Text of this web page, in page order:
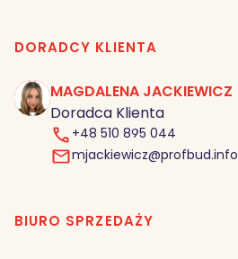
DORADCY KLIENTA
MJ MAGDALENA JACKIEWICZ
Doradca Klienta
+48 510 895 044
mjackiewicz@profbud.info
BIURO SPRZEDAŻY